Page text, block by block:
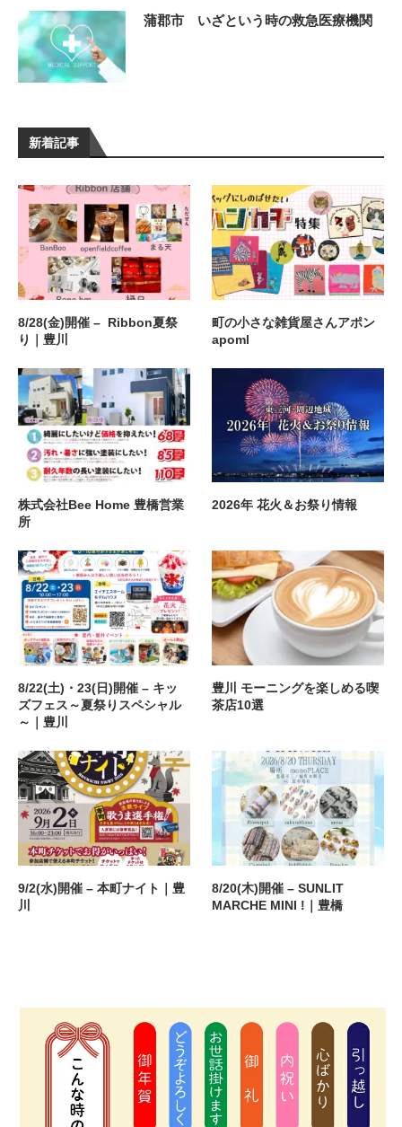
新着記事
8/28(金)開催 – Ribbon夏祭
り｜豊川
町の小さな雑貨屋さんアポン
apoml
株式会社Bee Home 豊橋営業
所
2026年 花火＆お祭り情報
8/22(土)・23(日)開催 – キッ
ズフェス～夏祭りスペシャル
～｜豊川
豊川 モーニングを楽しめる喫
茶店10選
9/2(水)開催 – 本町ナイト｜豊
川
8/20(木)開催 – SUNLIT
MARCHE MINI !｜豊橋
蒲郡市 いざという時の救急医療機関